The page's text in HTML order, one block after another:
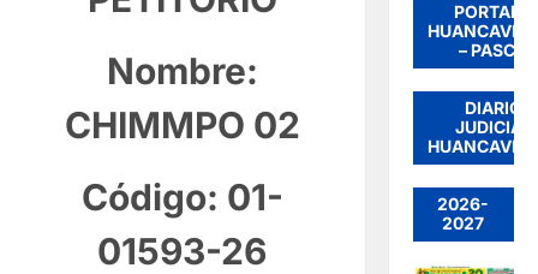
Nombre:
CHIMMPO 02
Código: 01-
01593-26
PORTADA
– PASCO
DIARIO
JUDICIAL
2026-
2027